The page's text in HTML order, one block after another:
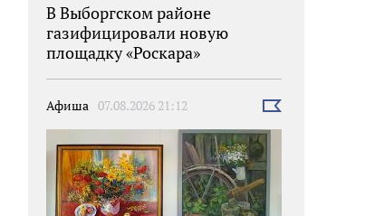
В Выборгском районе
газифицировали новую
площадку «Роскара»
Афиша 07.08.2026 21:12
Выбрать